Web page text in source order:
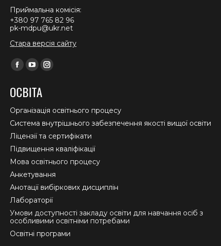
Приймальна комісія:
+380 97 765 82 96
pk-mdpu@ukr.net
Стара версія сайту
Find us on:
Facebook
opens
in
new
window
YouTube
opens
in
new
window
Instagram
in
new
window
ОСВІТА
Організація освітнього процесу
Система внутрішнього забезпечення якості вищої освіти
Ліцензії та сертифікати
Підвищення кваліфікації
Мова освітнього процесу
Анкетування
Анотації вибіркових дисциплін
Лабораторії
Умови доступності закладу освіти для навчання осіб з
особливими освітніми потребами
Освітні програми